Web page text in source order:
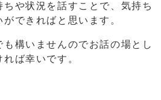
や状況を話すことで、気持ち
できればと思います。
も構いませんのでお話の場とし
ば幸いです。